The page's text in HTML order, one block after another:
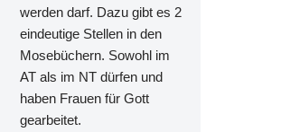
werden darf. Dazu gibt es 2
eindeutige Stellen in den
Mosebüchern. Sowohl im
AT als im NT dürfen und
haben Frauen für Gott
gearbeitet.